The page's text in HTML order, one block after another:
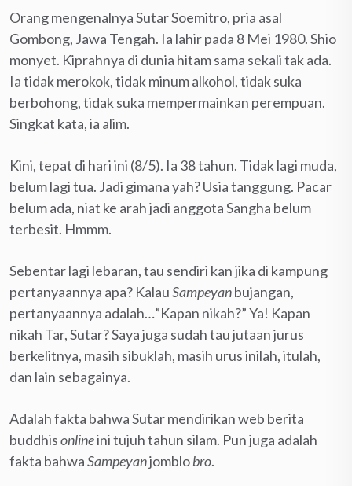
Orang mengenalnya Sutar Soemitro, pria asal
Gombong, Jawa Tengah. Ia lahir pada 8 Mei 1980. Shio
monyet. Kiprahnya di dunia hitam sama sekali tak ada.
Ia tidak merokok, tidak minum alkohol, tidak suka
berbohong, tidak suka mempermainkan perempuan.
Singkat kata, ia alim.
Kini, tepat di hari ini (8/5). Ia 38 tahun. Tidak lagi muda,
belum lagi tua. Jadi gimana yah? Usia tanggung. Pacar
belum ada, niat ke arah jadi anggota Sangha belum
terbesit. Hmmm.
Sebentar lagi lebaran, tau sendiri kan jika di kampung
pertanyaannya apa? KalauSampeyanbujangan,
pertanyaannya adalah…”Kapan nikah?” Ya! Kapan
nikah Tar, Sutar? Saya juga sudah tau jutaan jurus
berkelitnya, masih sibuklah, masih urus inilah, itulah,
dan lain sebagainya.
Adalah fakta bahwa Sutar mendirikan web berita
buddhisonlineini tujuh tahun silam. Pun juga adalah
fakta bahwaSampeyanjomblobro.